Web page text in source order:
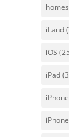
iLand
iOS
iPad